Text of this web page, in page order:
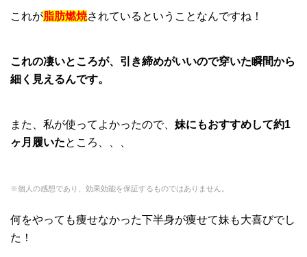
これが脂肪燃焼されているということなんですね！
これの凄いところが、引き締めがいいので穿いた瞬間から
細く見えるんです。
また、私が使ってよかったので、 妹にもおすすめして約1
ヶ月履いたところ、、、
※個人の感想であり、効果効能を保証するものではありません。
何をやっても痩せなかった下半身が痩せて妹も大喜びでし
た！